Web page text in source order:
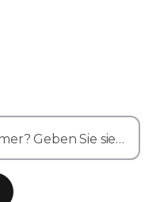
Kennen Sie Ihre Teilenummer? Geben Sie sie hier ein